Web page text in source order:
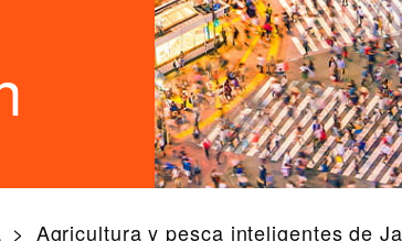
Agricultura y pesca inteligentes de